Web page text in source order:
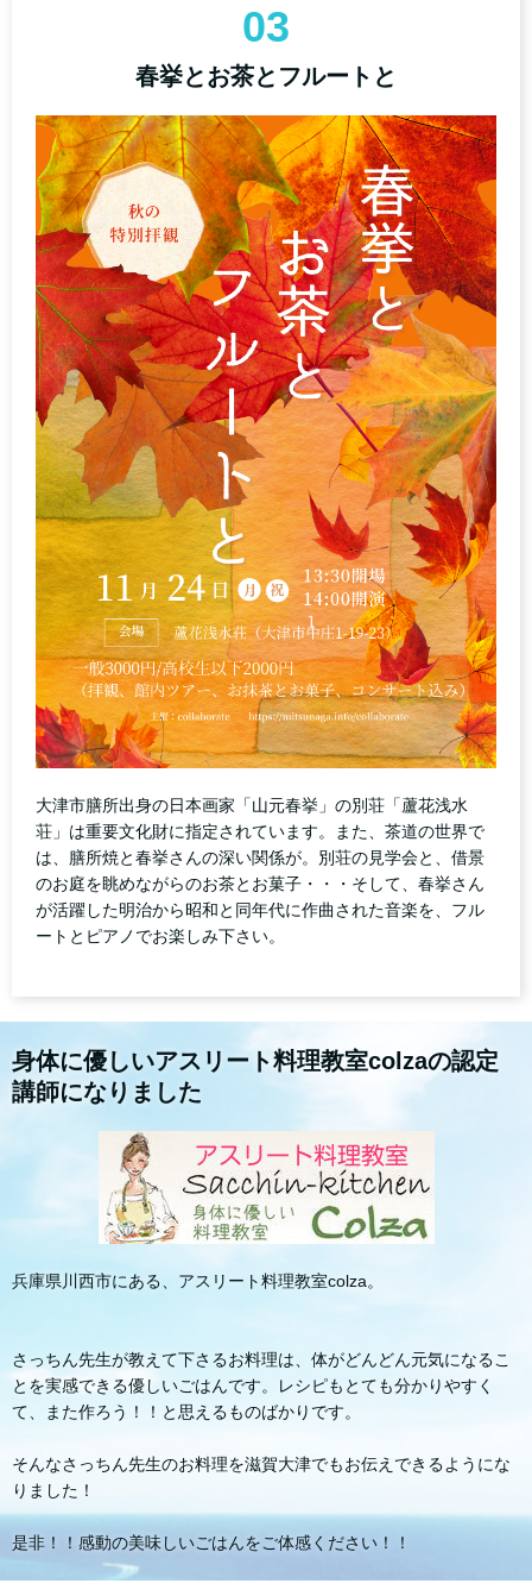
03
春挙とお茶とフルートと
大津市膳所出身の日本画家「山元春挙」の別荘「蘆花浅水
荘」は重要文化財に指定されています。また、茶道の世界で
は、膳所焼と春挙さんの深い関係が。別荘の見学会と、借景
のお庭を眺めながらのお茶とお菓子・・・そして、春挙さん
が活躍した明治から昭和と同年代に作曲された音楽を、フル
ートとピアノでお楽しみ下さい。
身体に優しいアスリート料理教室colzaの認定
講師になりました
兵庫県川西市にある、アスリート料理教室colza。
さっちん先生が教えて下さるお料理は、体がどんどん元気になるこ
とを実感できる優しいごはんです。レシピもとても分かりやすく
て、また作ろう！！と思えるものばかりです。
そんなさっちん先生のお料理を滋賀大津でもお伝えできるようにな
りました！
是非！！感動の美味しいごはんをご体感ください！！